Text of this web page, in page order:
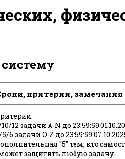
критерии, замечания
12 задачи A-N до 23:59:59
6 задачи O-Z до 23:59:59
"5" тем, кто
защитить любую задачу.